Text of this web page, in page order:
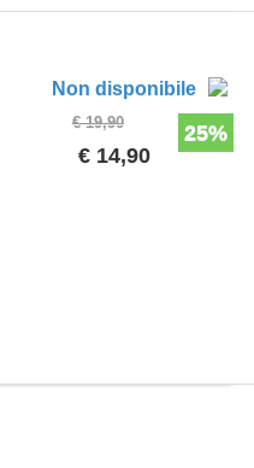
Non disponibile
25%
€ 19,90
€ 14,90